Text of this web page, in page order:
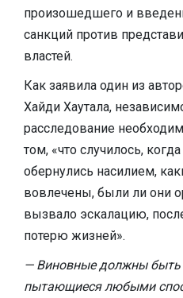
произошедшего и
санкций против
властей.
Как заявила один из
Хайди Хаутала,
расследование
том, «что случилось,
обернулись насилием,
вовлечены, были ли они
вызвало эскалацию,
потерю жизней».
— Виновные должны быть
пытающиеся любыми